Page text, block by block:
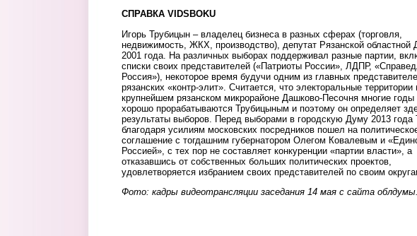
СПРАВКА VIDSBOKU
Игорь Трубицын – владелец бизнеса в разных сферах (торговля,
недвижимость, ЖКХ, производство), депутат Рязанской областной
2001 года. На различных выборах поддерживал разные партии,
списки своих представителей («Патриоты России», ЛДПР,
Россия»), некоторое время будучи одним из главных
рязанских «контр-элит». Считается, что электоральные территории
крупнейшем рязанском микрорайоне Дашково-Песочня многие годы
хорошо прорабатываются Трубицыным и поэтому он определяет
результаты выборов. Перед выборами в городскую Думу 2013 года
благодаря усилиям московских посредников пошел на
соглашение с тогдашним губернатором Олегом Ковалевым и
Россией», с тех пор не составляет конкуренции «партии власти», а
отказавшись от собственных больших политических проектов,
удовлетворяется избранием своих представителей по своим
Фото: кадры видеотрансляции заседания 14 мая с сайта облдумы.